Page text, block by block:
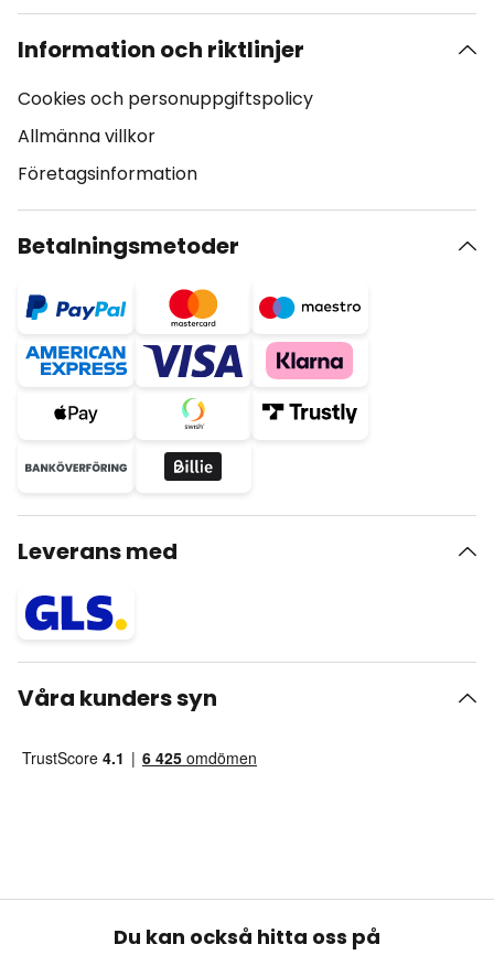
Information och riktlinjer
Cookies och personuppgiftspolicy
Allmänna villkor
Företagsinformation
Betalningsmetoder
Leverans med
Våra kunders syn
Du kan också hitta oss på